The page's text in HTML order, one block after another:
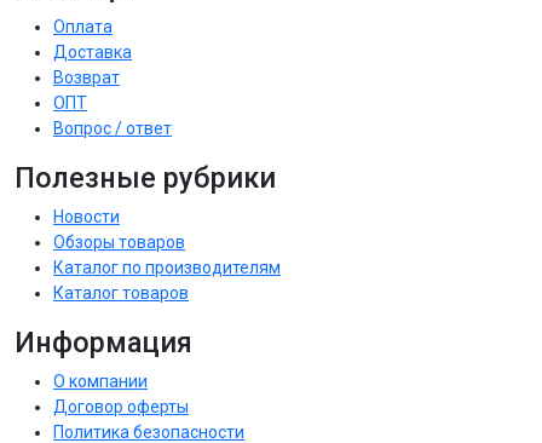
Оплата
Доставка
Возврат
ОПТ
Вопрос / ответ
Полезные рубрики
Новости
Обзоры товаров
Каталог по производителям
Каталог товаров
Информация
О компании
Договор оферты
Политика безопасности